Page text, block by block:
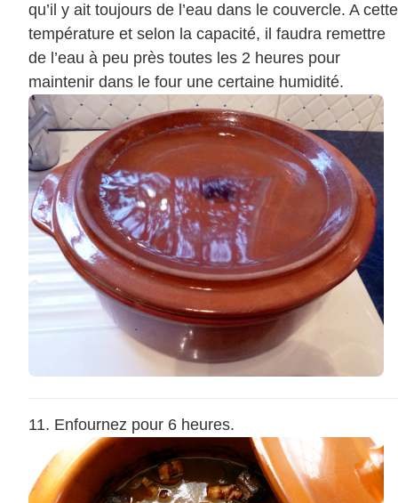
qu’il y ait toujours de l’eau dans le couvercle. A cette
température et selon la capacité, il faudra remettre
de l’eau à peu près toutes les 2 heures pour
maintenir dans le four une certaine humidité.
Enfournez pour 6 heures.